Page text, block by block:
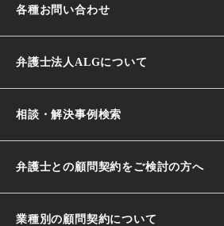
各種お問い合わせ
弁護士法人ALGについて
相談・解決事例検索
弁護士との顧問契約をご検討の方へ
業種別の顧問契約について